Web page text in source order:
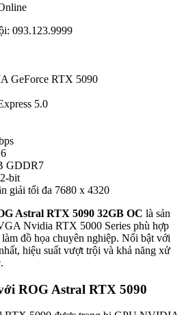
093.123.9999
GeForce RTX 5090
5.0
GDDR7
bit
giải tối đa 7680 x 4320
Astral RTX 5090 32GB OC là sản
Nvidia RTX 5000 Series phù hợp
đồ họa chuyên nghiệp. Nổi bật với
hiệu suất vượt trội và khả năng xử
ROG Astral RTX 5090